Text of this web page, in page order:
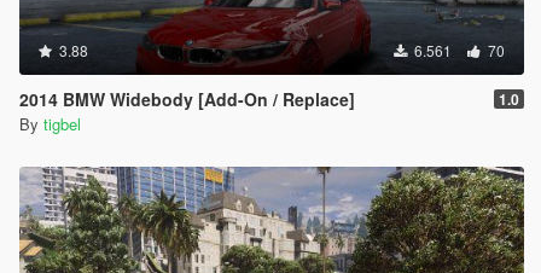
3.88 6.561 70
2014 BMW Widebody [Add-On / Replace] 1.0
By tigbel